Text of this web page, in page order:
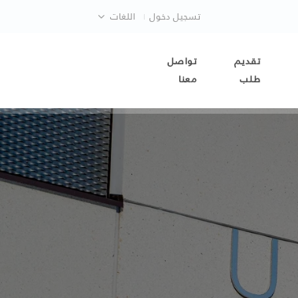
تسجيل دخول اللغات
تقديم
طلب
تواصل
معنا